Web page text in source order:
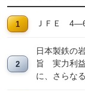
ＪＦＥ
日本製鉄の
旨 実力利
に、さらな